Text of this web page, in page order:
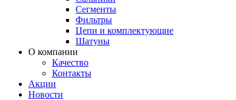
Сегменты
Фильтры
Цепи и комплектующие
Шатуны
О компании
Качество
Контакты
Акции
Новости